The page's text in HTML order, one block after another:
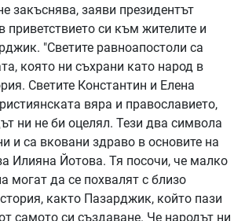
закъснява, заяви президентът
приветствието си към жителите и
"Светите равноапостоли са
която ни съхрани като народ в
Светите Константин и Елена
вяра и православието,
ни не би оцелял. Тези два символа
и са вковани здраво в основите на
Илияна Йотова. Тя посочи, че малко
могат да се похвалят с близо
както Пазарджик, който пази
самото си създаване. Че народът ни